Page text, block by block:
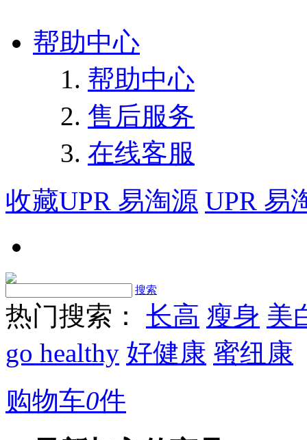
帮助中心
帮助中心
售后服务
在线客服
收藏UPR 易淘源 UPR 易
搜索
热门搜索： 长高 瘦身 美
go healthy 好健康 蜜纽康
购物车0件